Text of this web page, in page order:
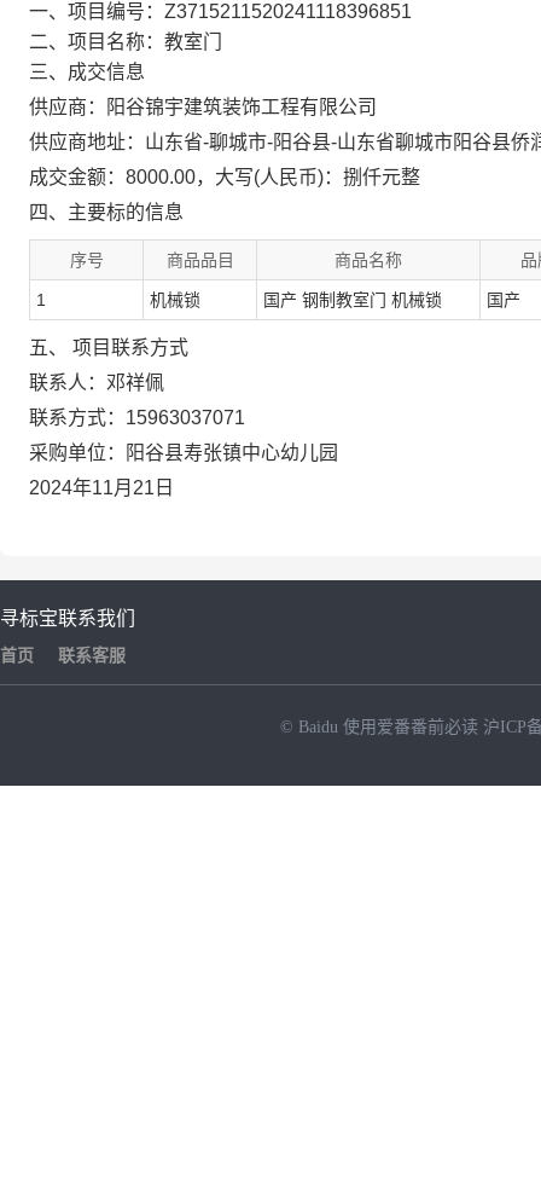
一、项目编号：Z3715211520241118396851
二、项目名称：教室门
三、成交信息
供应商：阳谷锦宇建筑装饰工程有限公司
供应商地址：山东省-聊城市-阳谷县-山东省聊城市阳谷县
成交金额：8000.00，大写(人民币)：捌仟元整
四、主要标的信息
序号 商品品目 商品名称 品
1 机械锁 国产 钢制教室门 机械锁 国产
五、 项目联系方式
联系人：邓祥佩
联系方式：15963037071
采购单位：阳谷县寿张镇中心幼儿园
2024年11月21日
寻标宝
首页
联系我们
联系客服
© Baidu 使用爱番番前必读 沪ICP